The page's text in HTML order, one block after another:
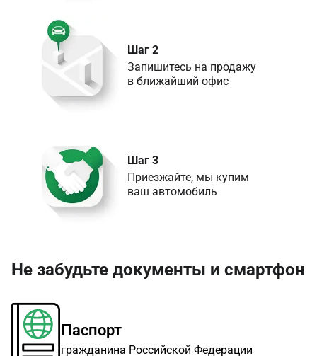
Шаг 2
Запишитесь на продажу
в ближайший офис
Шаг 3
Приезжайте, мы купим
ваш автомобиль
Не забудьте документы и смартфон
Паспорт
гражданина Российской Федерации